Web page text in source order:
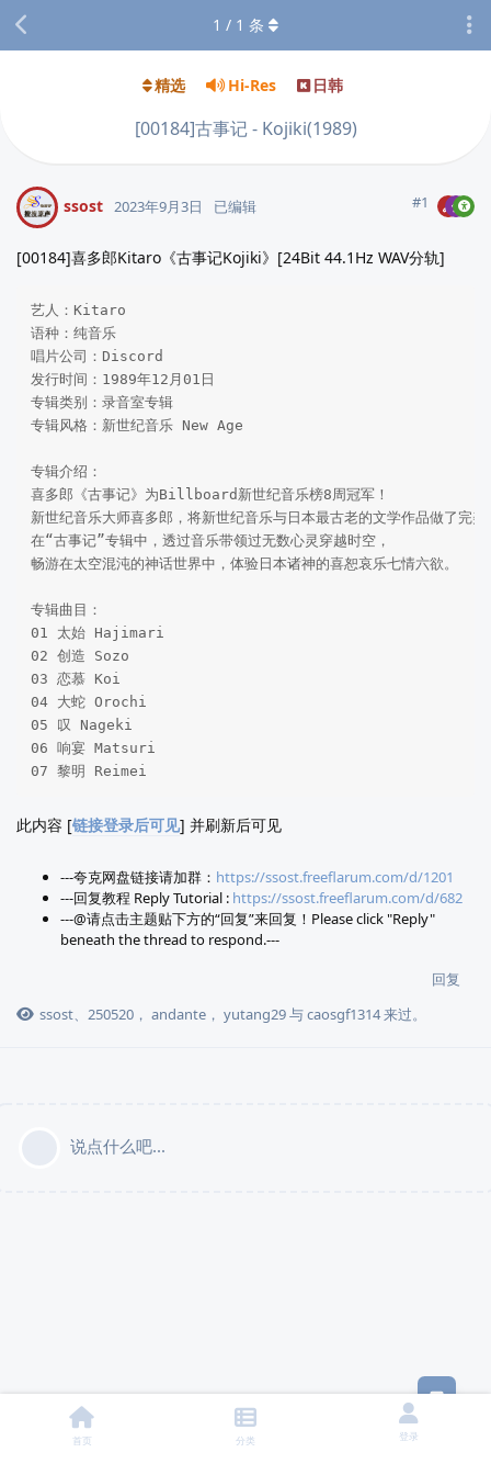
意见
精选 Hi-Res 日韩
[00184]古事记 - Kojiki(1989)
1 / 1 条
ssost 2023年9月3日 已编辑 #1
[00184]喜多郎Kitaro《古事记Kojiki》[24Bit 44.1Hz WAV分轨]
艺人：Kitaro
语种：纯音乐
唱片公司：Discord
发行时间：1989年12月01日
专辑类别：录音室专辑
专辑风格：新世纪音乐 New Age
专辑介绍：
喜多郎《古事记》为Billboard新世纪音乐榜8周冠军！
新世纪音乐大师喜多郎，将新世纪音乐与日本最古老的文学作品做了完美
在“古事记”专辑中，透过音乐带领过无数心灵穿越时空，
畅游在太空混沌的神话世界中，体验日本诸神的喜恕哀乐七情六欲。
专辑曲目：
01 太始 Hajimari
02 创造 Sozo
03 恋慕 Koi
04 大蛇 Orochi
05 叹 Nageki
06 响宴 Matsuri
07 黎明 Reimei
此内容 [链接登录后可见] 并刷新后可见
---夸克网盘链接请加群： https://ssost.freeflarum.com/d/1201
---回复教程 Reply Tutorial : https://ssost.freeflarum.com/d/682
---@请点击主题贴下方的“回复”来回复！Please click "Reply"
beneath the thread to respond.---
回复
ssost、 250520 ， andante ， yutang29与caosgf1314来过。
说点什么吧...
首页 分类 登录